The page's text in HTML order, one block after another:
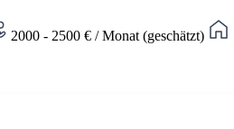
2000 - 2500 € / Monat (geschätzt)